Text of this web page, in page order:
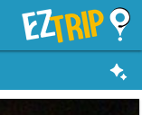
EZTrip